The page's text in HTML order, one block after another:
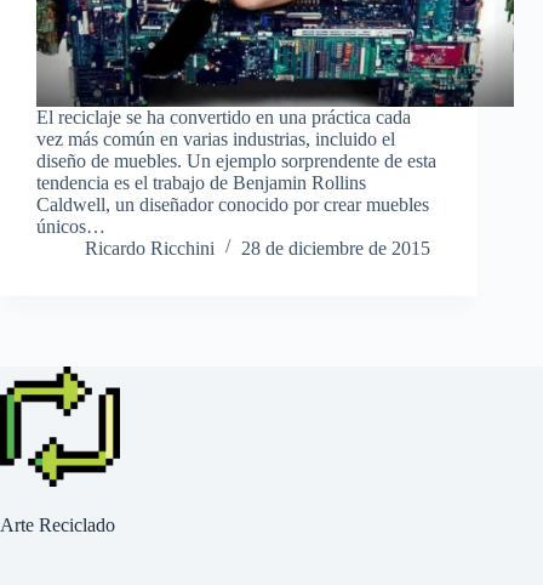
El reciclaje se ha convertido en una práctica cada
vez más común en varias industrias, incluido el
diseño de muebles. Un ejemplo sorprendente de esta
tendencia es el trabajo de Benjamin Rollins
Caldwell, un diseñador conocido por crear muebles
únicos…
Ricardo Ricchini
28 de diciembre de 2015
Arte Reciclado